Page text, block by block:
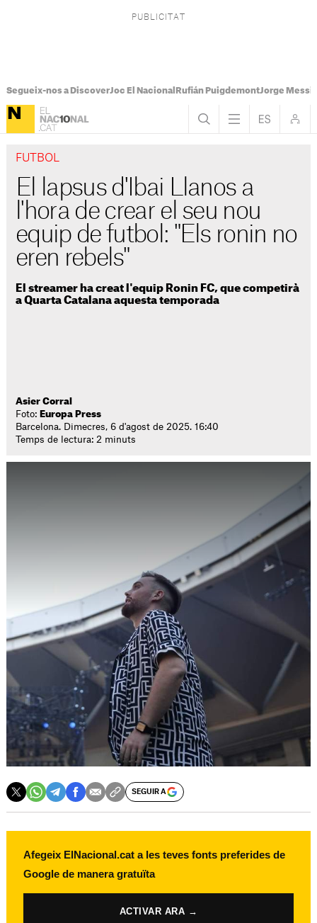
Segueix-nos a DiscoverJoc El Nacional Rufián PuigdemontJorge Messi
FUTBOL
El lapsus d'Ibai Llanos a
l'hora de crear el seu nou
equip de futbol: "Els ronin no
eren rebels"
El streamer ha creat l'equip Ronin FC, que competirà
a Quarta Catalana aquesta temporada
Asier Corral
Foto: Europa Press
Barcelona. Dimecres, 6 d'agost de 2025. 16:40
Temps de lectura: 2 minuts
SEGUIR A
Afegeix ElNacional.cat a les teves fonts preferides de
Google de manera gratuïta
ACTIVAR ARA →